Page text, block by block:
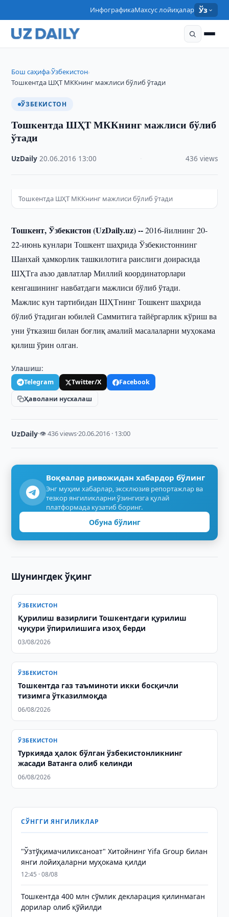
ИнфографикаМахсус лойиҳалар Ўз
Бош саҳифа›Ўзбекистон›
Тошкентда ШҲТ МККнинг мажлиси бўлиб ўтади
ЎЗБЕКИСТОН
Тошкентда ШҲТ МККнинг мажлиси бўлиб
ўтади
UzDaily ·20.06.2016 13:00 436 views
Тошкентда ШҲТ МККнинг мажлиси бўлиб ўтади
Тошкент, Ўзбекистон (UzDaily.uz) --2016-йилнинг 20-
22-июнь кунлари Тошкент шаҳрида Ўзбекистоннинг
Шанхай ҳамкорлик ташкилотига раислиги доирасида
ШҲТга аъзо давлатлар Миллий координаторлари
кенгашининг навбатдаги мажлиси бўлиб ўтади.
Мажлис кун тартибидан ШҲТнинг Тошкент шаҳрида
бўлиб ўтадиган юбилей Саммитига тайёргарлик кўриш ва
уни ўтказиш билан боғлиқ амалий масалаларни муҳокама
қилиш ўрин олган.
Улашиш:
Telegram Twitter/X
Facebook
Ҳаволани нусхалаш
UzDaily·👁 436 views·20.06.2016 · 13:00
Воқеалар ривожидан хабардор бўлинг
Энг муҳим хабарлар, эксклюзив репортажлар ва
тезкор янгиликларни ўзингизга қулай
платформада кузатиб боринг.
Обуна бўлинг
Шунингдек ўқинг
ЎЗБЕКИСТОН
Қурилиш вазирлиги Тошкентдаги қурилиш
чуқури ўпирилишига изоҳ берди
03/08/2026
ЎЗБЕКИСТОН
Тошкентда газ таъминоти икки босқичли
тизимга ўтказилмоқда
06/08/2026
ЎЗБЕКИСТОН
Туркияда ҳалок бўлган ўзбекистонликнинг
жасади Ватанга олиб келинди
06/08/2026
СЎНГГИ ЯНГИЛИКЛАР
"Ўзтўқимачиликсаноат" Хитойнинг Yifa Group билан
янги лойиҳаларни муҳокама қилди
12:45 · 08/08
Тошкентда 400 млн сўмлик декларация қилинмаган
дорилар олиб қўйилди